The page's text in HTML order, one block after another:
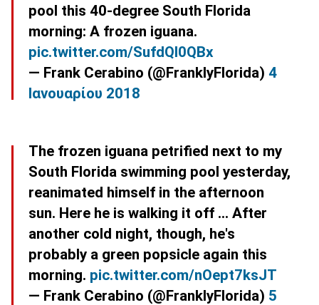
pool this 40-degree South Florida
morning: A frozen iguana.
pic.twitter.com/SufdQI0QBx
— Frank Cerabino (@FranklyFlorida) 4
Ιανουαρίου 2018
The frozen iguana petrified next to my
South Florida swimming pool yesterday,
reanimated himself in the afternoon
sun. Here he is walking it off ... After
another cold night, though, he's
probably a green popsicle again this
morning. pic.twitter.com/nOept7ksJT
— Frank Cerabino (@FranklyFlorida) 5